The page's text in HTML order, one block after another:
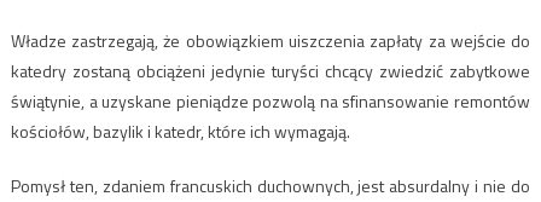
Władze zastrzegają, że obowiązkiem uiszczenia zapłaty za wejście do
katedry zostaną obciążeni jedynie turyści chcący zwiedzić zabytkowe
świątynie, a uzyskane pieniądze pozwolą na sfinansowanie remontów
kościołów, bazylik i katedr, które ich wymagają.
Pomysł ten, zdaniem francuskich duchownych, jest absurdalny i nie do